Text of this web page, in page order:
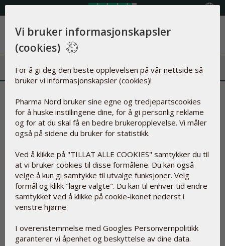
Derfor er Q10 oppløst i
soyaolje: Ingen andre oljer kan
måle seg
17.des.2019
Vi bruker informasjonskapsler
(cookies)
For å gi deg den beste opplevelsen på vår nettside så
bruker vi informasjonskapsler (cookies)!
Pharma Nord bruker sine egne og tredjepartscookies
for å huske instillingene dine, for å gi personlig reklame
og for at du skal få en bedre brukeropplevelse. Vi måler
også på sidene du bruker for statistikk.
Ved å klikke på "TILLAT ALLE COOKIES" samtykker du til
at vi bruker cookies til disse formålene. Du kan også
velge å kun gi samtykke til utvalge funksjoner. Velg
formål og klikk "lagre valgte". Du kan til enhver tid endre
samtykket ved å klikke på cookie-ikonet nederst i
venstre hjørne.
I overenstemmelse med Googles Personvernpolitikk
garanterer vi åpenhet og beskyttelse av dine data.